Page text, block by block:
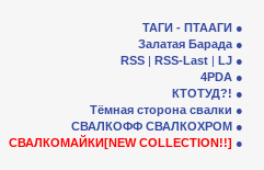
ТАГИ - ПТААГИ
Залатая Барада
RSS | RSS-Last | LJ
4PDA
КТОТУД?!
Тёмная сторона свалки
СВАЛКОФФ СВАЛКОХРОМ
СВАЛКОМАЙКИ[NEW COLLECTION!!]